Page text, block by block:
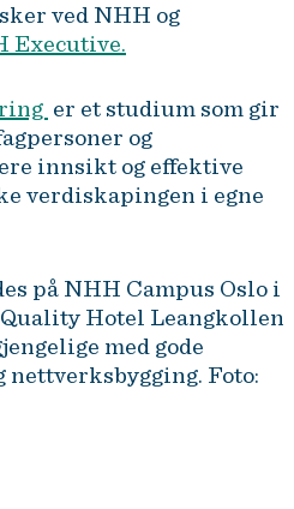
ved NHH og
Executive.
er et studium som gir
og
innsikt og effektive
verdiskapingen i egne
på NHH Campus Oslo i
Hotel Leangkollen
med gode
Foto: